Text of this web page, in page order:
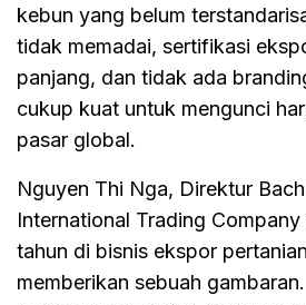
kebun yang belum
tidak memadai, sertifikasi
panjang, dan tidak ada
cukup kuat untuk mengunci
pasar global.
Nguyen Thi Nga, Direktur
International Trading Company
tahun di bisnis ekspor
memberikan sebuah